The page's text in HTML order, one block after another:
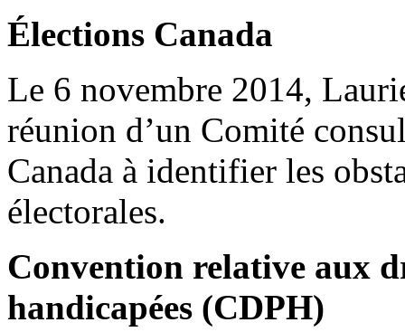
Élections Canada
Le 6 novembre 2014,
réunion d’un Comité
Canada à identifier les
électorales.
Convention relative aux
handicapées (CDPH)